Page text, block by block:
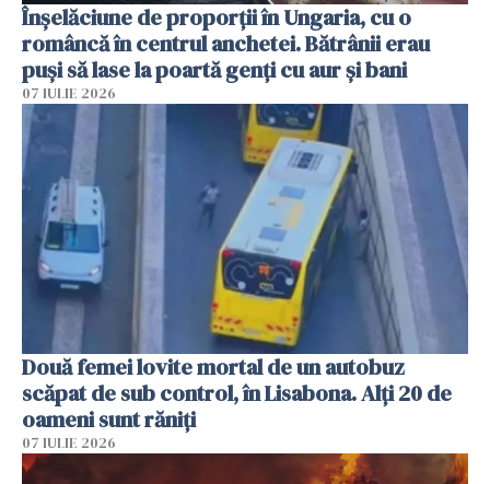
Înșelăciune de proporții în Ungaria, cu o
româncă în centrul anchetei. Bătrânii erau
puși să lase la poartă genți cu aur și bani
07 IULIE 2026
Două femei lovite mortal de un autobuz
scăpat de sub control, în Lisabona. Alți 20 de
oameni sunt răniți
07 IULIE 2026